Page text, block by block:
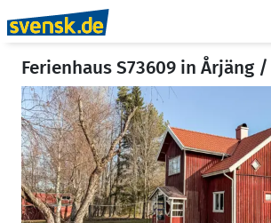
Ferienhaus S73609 in Årjäng